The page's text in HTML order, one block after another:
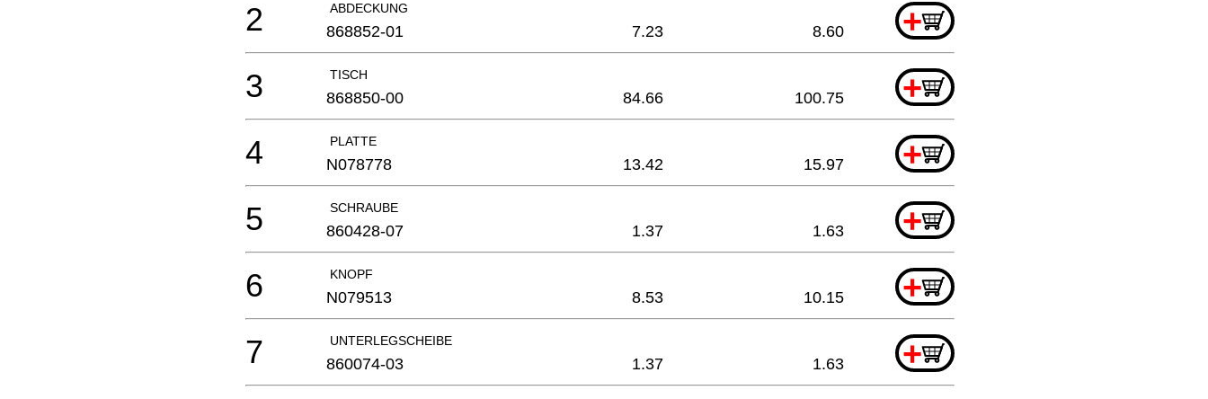
ABDECKUNG +
2 868852-01 7.23 8.60
TISCH +
3 868850-00 84.66 100.75
PLATTE +
4 N078778 13.42 15.97
SCHRAUBE +
5 860428-07 1.37 1.63
KNOPF +
6 N079513 8.53 10.15
UNTERLEGSCHEIBE +
7 860074-03 1.37 1.63